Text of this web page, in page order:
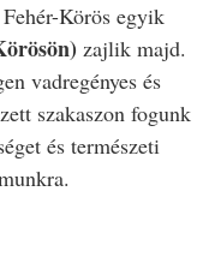
Körös egyik
zajlik majd.
vadregényes és
szakaszon fogunk
és természeti